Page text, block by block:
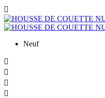

Neuf



